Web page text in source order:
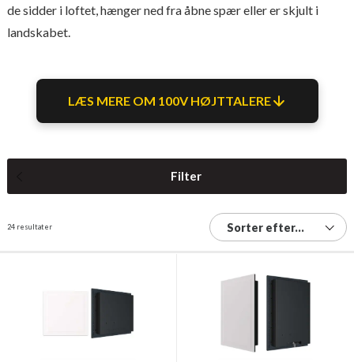
de sidder i loftet, hænger ned fra åbne spær eller er skjult i
landskabet.
LÆS MERE OM 100V HØJTTALERE
Filter
Sorter efter...
24 resultater